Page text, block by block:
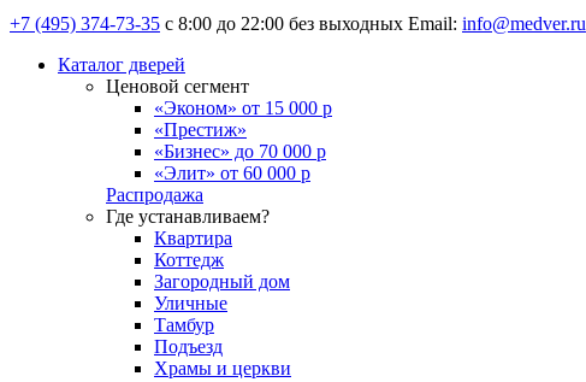
+7 (495) 374-73-35 с 8:00 до 22:00 без выходных Email: info@medver.ru
Каталог дверей
Ценовой сегмент
«Эконом» от 15 000 р
«Престиж»
«Бизнес» до 70 000 р
«Элит» от 60 000 р
Распродажа
Где устанавливаем?
Квартира
Коттедж
Загородный дом
Уличные
Тамбур
Подъезд
Храмы и церкви